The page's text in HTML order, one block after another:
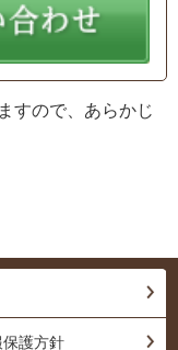
すので、あらかじ
護方針